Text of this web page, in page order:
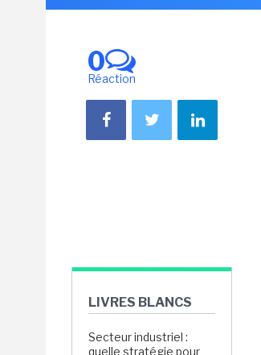
0
Réaction
LIVRES BLANCS
Secteur industriel :
quelle stratégie pour